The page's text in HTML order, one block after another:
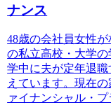
ナンス
48歳の会社員女性
の私立高校・大学
学中に夫が定年退
えています。現在
ァイナンシャル・